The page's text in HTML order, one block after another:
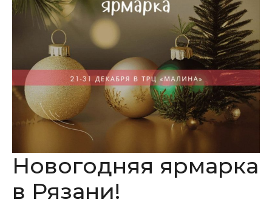
Новогодняя ярмарка
в Рязани!